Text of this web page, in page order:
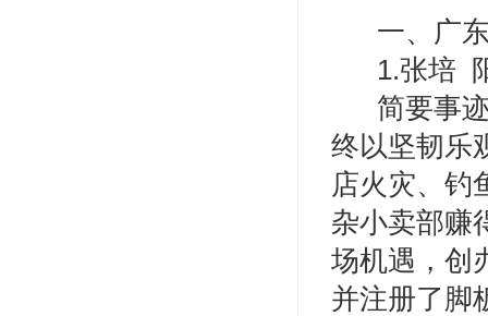
一、广
1.张培
简要事
终以坚韧乐
店火灾、钓
杂小卖部赚
场机遇，创
并注册了脚